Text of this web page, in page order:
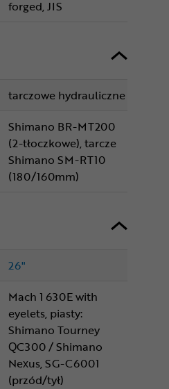
forged, JIS
tarczowe hydrauliczne
Shimano BR-MT200
(2-tłoczkowe), tarcze
Shimano SM-RT10
(180/160mm)
26"
Mach 1 630E with
eyelets, piasty:
Shimano Tourney
QC300 / Shimano
Nexus, SG-C6001
(przód/tył)